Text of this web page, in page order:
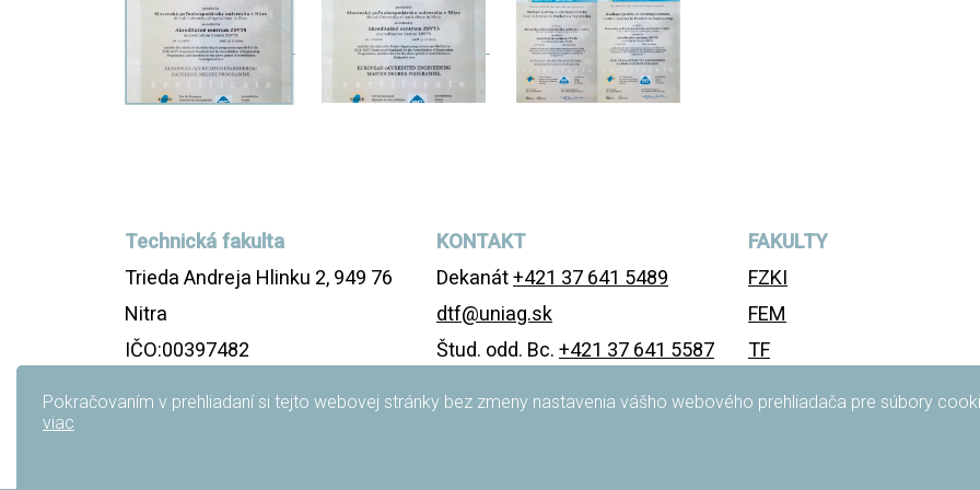
Pokračovaním v prehliadaní si tejto webovej stránky bez zmeny nastavenia vášho webového prehliadača pre súbory
viac
Technická fakulta
Trieda Andreja Hlinku 2, 949 76
Nitra
IČO:00397482
KONTAKT
Dekanát+421 37 641 5489
dtf@uniag.sk
Štud. odd. Bc. +421 37 641 5587
FAKULTY
FZKI
FEM
TF